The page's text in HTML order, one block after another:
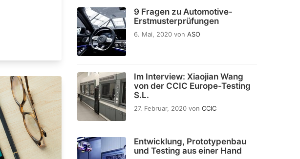
9 Fragen zu Automotive-
Erstmusterprüfungen
6. Mai, 2020 von ASO
Im Interview: Xiaojian Wang
von der CCIC Europe-Testing
S.L.
27. Februar, 2020 von CCIC
Entwicklung, Prototypenbau
und Testing aus einer Hand